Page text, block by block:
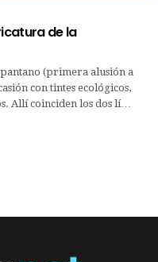
de la
(primera alusión a
con tintes ecológicos,
Allí coinciden los dos lí…